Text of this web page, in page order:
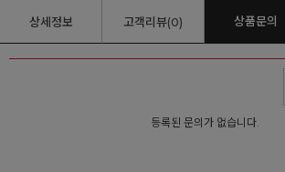
상세정보 고객리뷰(0) 상품문의
등록된 문의가 없습니다.